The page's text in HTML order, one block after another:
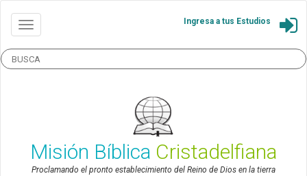
Ingresa a tus Estudios
Misión Bíblica Cristadelfiana
Proclamando el pronto establecimiento del Reino de Dios en la tierra